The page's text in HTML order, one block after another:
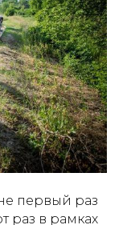
первый раз
раз в рамках